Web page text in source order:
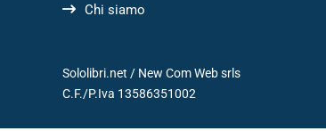
Chi siamo
Sololibri.net / New Com Web srls
C.F./P.Iva 13586351002